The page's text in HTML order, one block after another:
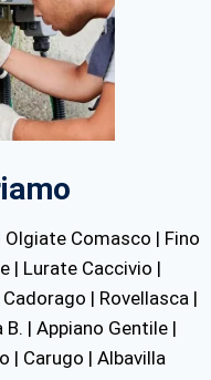
Olgiate Comasco | Fino
| Lurate Caccivio |
| Rovellasca |
| Appiano Gentile |
| Carugo | Albavilla